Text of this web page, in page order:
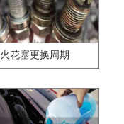
火花塞更换周期